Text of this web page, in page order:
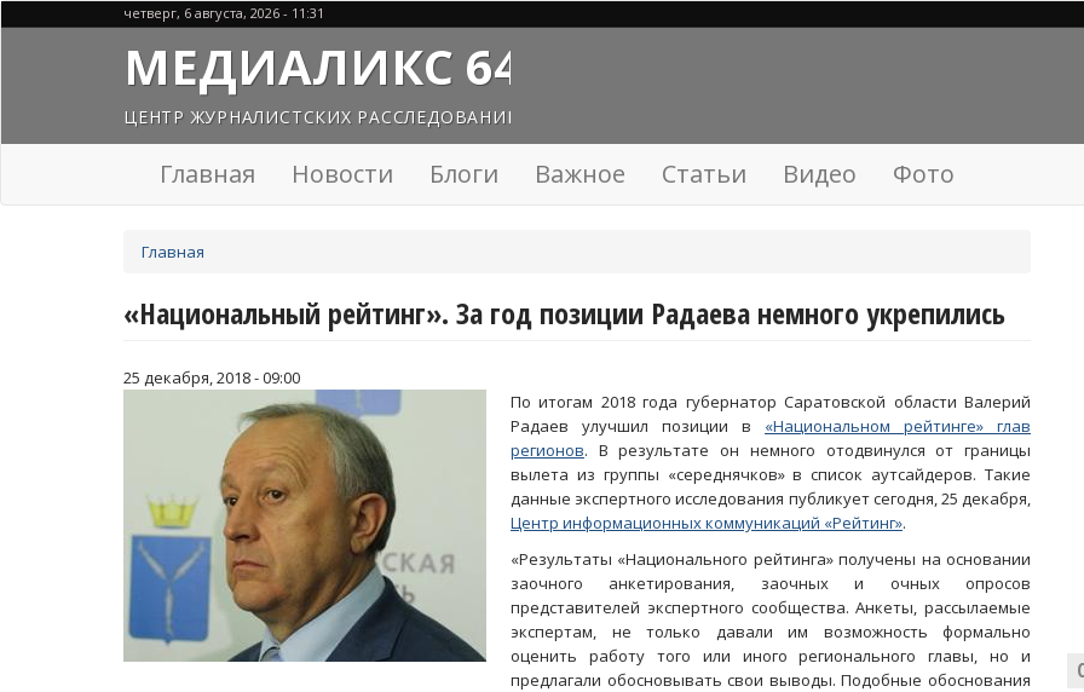
четверг, 6 августа, 2026 - 11:31
МЕДИАЛИКС 64
ЦЕНТР ЖУРНАЛИСТСКИХ РАССЛЕДОВАНИЙ
Главная Новости Блоги Важное Статьи Видео Фото
здесь
Главная
«Национальный рейтинг». За год позиции Радаева немного укрепились
25 декабря, 2018 - 09:00
По итогам 2018 года губернатор Саратовской области Валерий
Радаев улучшил позиции в «Национальном рейтинге» глав
регионов. В результате он немного отодвинулся от границы
вылета из группы «середнячков» в список аутсайдеров. Такие
данные экспертного исследования публикует сегодня, 25 декабря,
Центр информационных коммуникаций «Рейтинг».
«Результаты «Национального рейтинга» получены на основании
заочного анкетирования, заочных и очных опросов
представителей экспертного сообщества. Анкеты, рассылаемые
экспертам, не только давали им возможность формально
оценить работу того или иного регионального главы, но и
предлагали обосновывать свои выводы. Подобные обоснования